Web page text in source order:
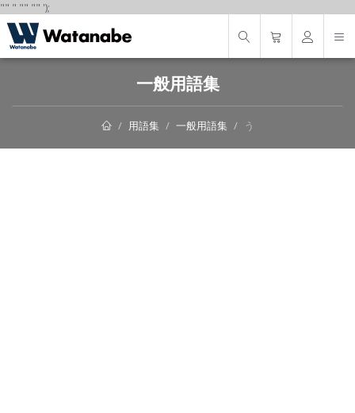
"" " "" "" ');
一般用語集
用語集 一般用語集 う